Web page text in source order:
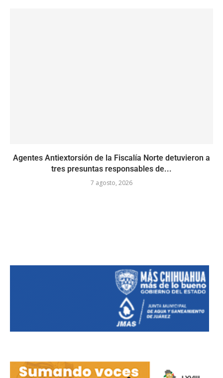
Agentes Antiextorsión de la Fiscalía Norte detuvieron a
tres presuntas responsables de...
7 agosto, 2026